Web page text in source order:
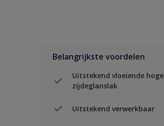
Belangrijkste voordelen
Uitstekend vloeiende hoge
zijdeglanslak
Uitstekend verwerkbaar